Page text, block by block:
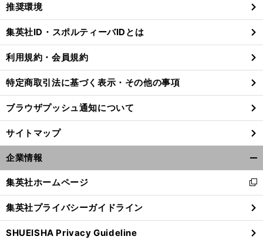
前
閉
る
推奨環境
集英社ID・スポルティーバIDとは
利用規約・会員規約
特定商取引法に基づく表示・その他の事項
ブラウザプッシュ通知について
サイトマップ
企業情報
閉
る
集英社ホームページ
新
し
い
ウ
ィ
集英社プライバシーガイドライン
SHUEISHA Privacy Guideline